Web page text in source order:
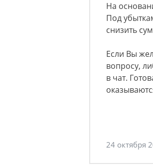
На
Под
снизить
Если Вы
вопросу,
в чат.
24 октября